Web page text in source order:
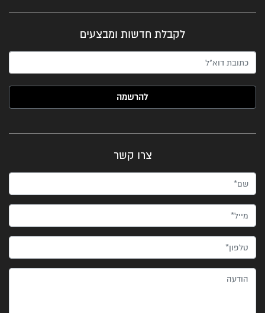
לקבלת חדשות ומבצעים
האימייל שלך (חובה)
צרו קשר